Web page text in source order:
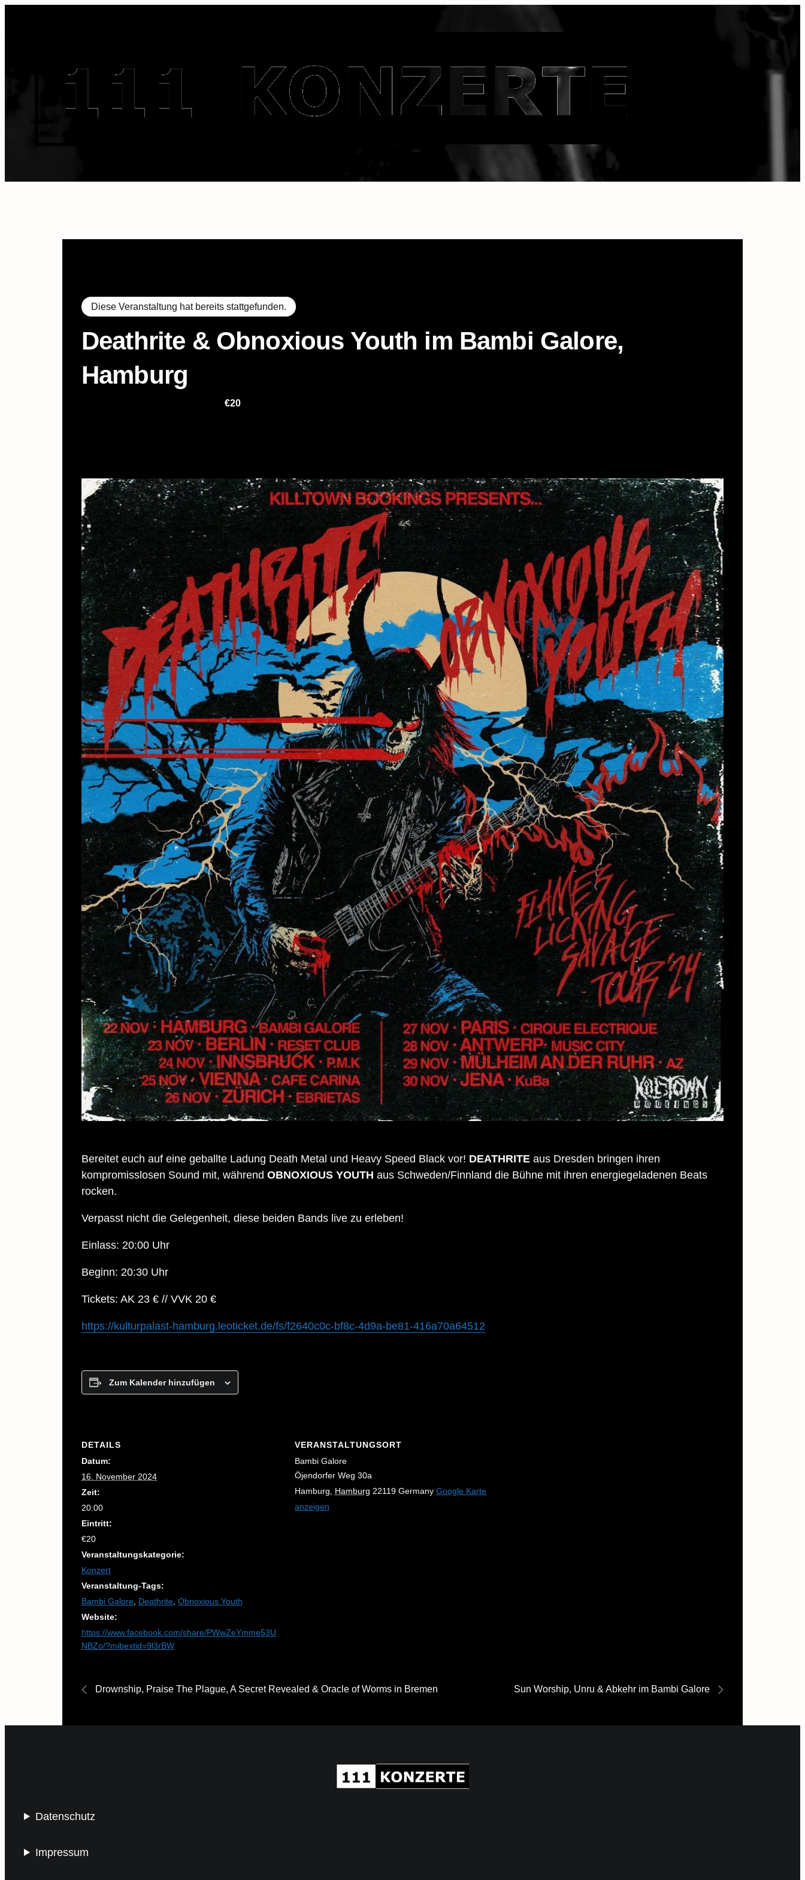
Diese Veranstaltung hat bereits stattgefunden.
Deathrite & Obnoxious Youth im Bambi Galore,
Hamburg
€20
Bereitet euch auf eine geballte Ladung Death Metal und Heavy Speed Black vor! DEATHRITE aus Dresden bringen ihren
kompromisslosen Sound mit, während OBNOXIOUS YOUTH aus Schweden/Finnland die Bühne mit ihren energiegeladenen Beats
rocken.
Verpasst nicht die Gelegenheit, diese beiden Bands live zu erleben!
Einlass: 20:00 Uhr
Beginn: 20:30 Uhr
Tickets: AK 23 € // VVK 20 €
https://kulturpalast-hamburg.leoticket.de/fs/f2640c0c-bf8c-4d9a-be81-416a70a64512
Zum Kalender hinzufügen
DETAILS
Datum:
16. November 2024
Zeit:
20:00
Eintritt:
€20
Veranstaltungskategorie:
Konzert
Veranstaltung-Tags:
Bambi Galore
Deathrite Obnoxious Youth
Website:
https://www.facebook.com/share/PWwZeYmme53U
NBZo/?mibextid=9l3rBW
VERANSTALTUNGSORT
Bambi Galore
Öjendorfer Weg 30a
Hamburg
Hamburg 22119 Germany Google Karte
anzeigen
Drownship, Praise The Plague, A Secret Revealed & Oracle of Worms in Bremen Sun Worship, Unru & Abkehr im Bambi Galore
Datenschutz
Impressum